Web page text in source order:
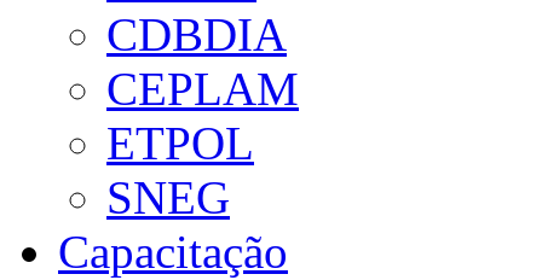
CDBDIA
CEPLAM
ETPOL
SNEG
Capacitação